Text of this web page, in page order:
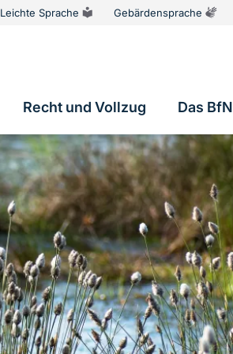
Leichte Sprache Gebärdensprache
Recht und Vollzug Das BfN